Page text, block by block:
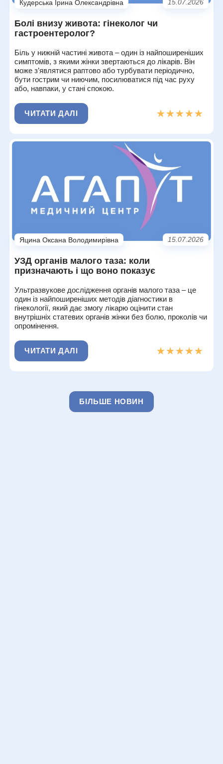
Кудерська Ірина Олександрівна 15.07.2026
Болі внизу живота: гінеколог чи
гастроентеролог?
Біль у нижній частині живота – один із найпоширеніших
симптомів, з якими жінки звертаються до лікарів. Він
може з’являтися раптово або турбувати періодично,
бути гострим чи ниючим, посилюватися під час руху
або, навпаки, у стані спокою.
ЧИТАТИ ДАЛІ ★★★★★
★★★★★
Яцина Оксана Володимирівна 15.07.2026
УЗД органів малого таза: коли
призначають і що воно показує
Ультразвукове дослідження органів малого таза – це
один із найпоширеніших методів діагностики в
гінекології, який дає змогу лікарю оцінити стан
внутрішніх статевих органів жінки без болю, проколів чи
опромінення.
ЧИТАТИ ДАЛІ ★★★★★
★★★★★
БІЛЬШЕ НОВИН